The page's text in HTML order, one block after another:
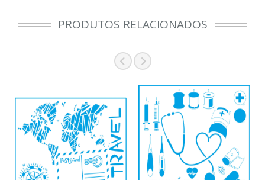
PRODUTOS RELACIONADOS